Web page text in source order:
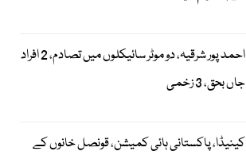
احمد پور شرقیہ، دو موٹر سائیکلوں میں تصادم، 2 افراد
جاں بحق، 3 زخمی
کینیڈا، پاکستانی ہائی کمیشن، قونصل خانوں کے